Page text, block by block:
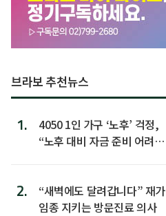
브라보 추천뉴스
1.
4050 1인 가구 ‘노후’ 걱정,
“노후 대비 자금 준비 어려
2.
“새벽에도 달려갑니다” 재가
임종 지키는 방문진료 의사